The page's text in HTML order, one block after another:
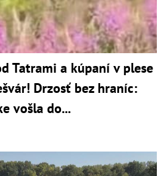
Tatrami a kúpaní v plese
Drzosť bez hraníc:
vošla do...